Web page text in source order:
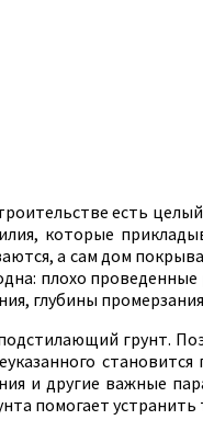
есть
которые
а сам дом
плохо
глубины
грунт.
и другие важные
помогает